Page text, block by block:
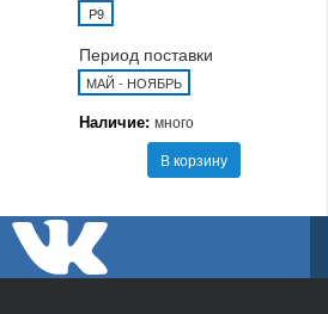
P9
Период поставки
МАЙ - НОЯБРЬ
Наличие: много
В корзину